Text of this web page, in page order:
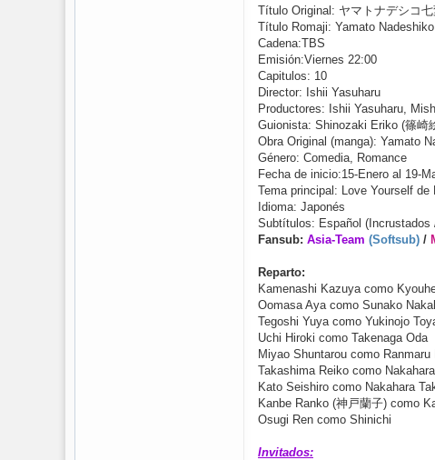
Título Original: ヤマトナデシコ
Título Romaji: Yamato
Cadena:TBS
Emisión:Viernes 22:00
Capitulos: 10
Director: Ishii Yasuharu
Productores: Ishii Yasuharu,
Guionista: Shinozaki Eriko (篠崎
Obra Original (manga): Yamato
Género: Comedia, Romance
Fecha de inicio:15-Enero al 19-
Tema principal: Love Yourself de
Idioma: Japonés
Subtítulos: Español (Incrustados
Fansub: Asia-Team (Softsub) /
Reparto:
Kamenashi Kazuya como
Oomasa Aya como Sunako
Tegoshi Yuya como Yukinojo
Uchi Hiroki como Takenaga Oda
Miyao Shuntarou como Ranmaru
Takashima Reiko como
Kato Seishiro como Nakahara
Kanbe Ranko (神戸蘭子) como
Osugi Ren como Shinichi
Invitados: